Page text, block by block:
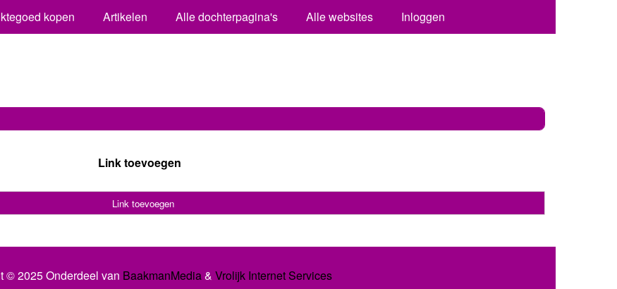
kopen Artikelen Alle dochterpagina's Alle websites Inloggen
Link toevoegen
Link toevoegen
© 2025 Onderdeel van BaakmanMedia& Vrolijk Internet Services